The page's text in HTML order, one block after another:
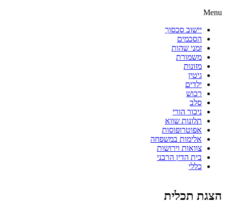
Menu
יישוב סכסוך
הסכמים
זמני שהות
משמורת
מזונות
גיטין
ילדים
רכוש
סלב
ניכור הורי
תלונות שווא
אפוטרופוסות
אלימות במשפחה
צוואות וירושות
בית הדין הרבני
כללי
הצגת תכלית